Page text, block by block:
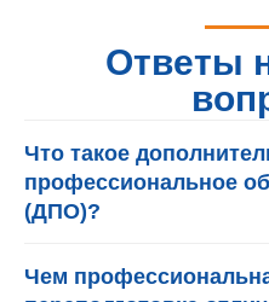
Ответы
Что такое
профессиональное
(ДПО)?
Чем